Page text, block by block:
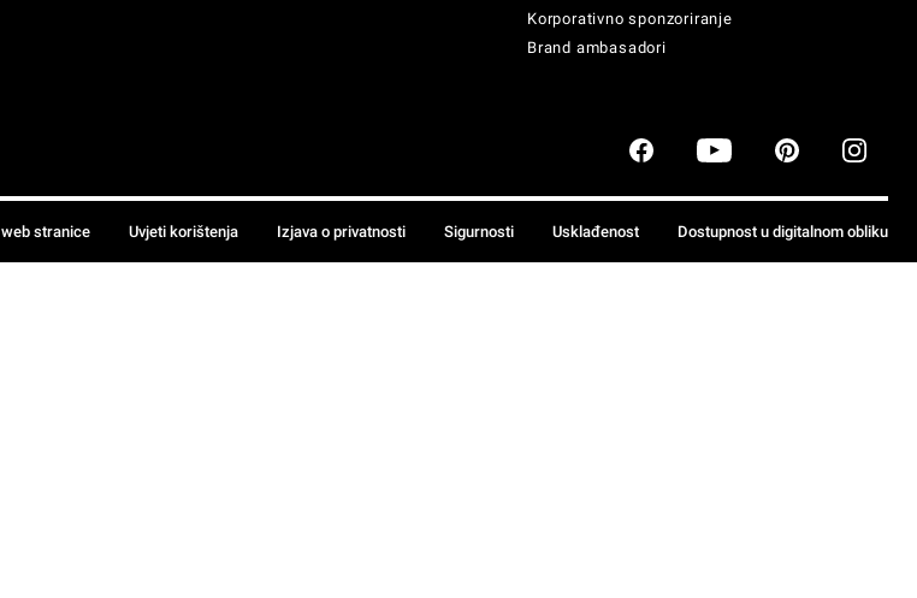
Korporativno sponzoriranje
Brand ambasadori
stranice Uvjeti korištenja Izjava o privatnosti Sigurnosti Usklađenost Dostupnost u digitalnom obliku